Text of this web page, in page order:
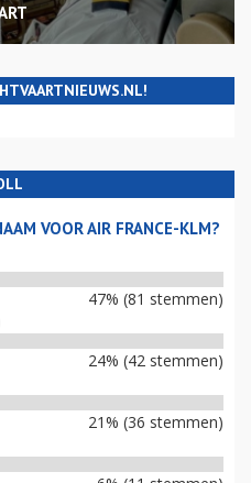
VOOR AIR FRANCE-KLM?
47% (81 stemmen)
24% (42 stemmen)
21% (36 stemmen)